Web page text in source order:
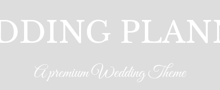
A premium Wedding Theme